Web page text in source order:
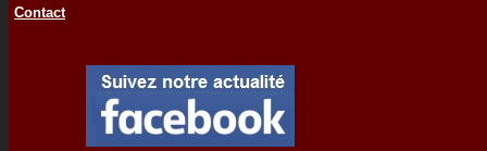
Contact